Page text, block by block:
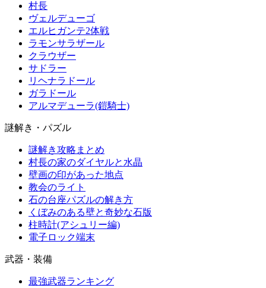
村長
ヴェルデューゴ
エルヒガンテ2体戦
ラモンサラザール
クラウザー
サドラー
リヘナラドール
ガラドール
アルマデューラ(鎧騎士)
謎解き・パズル
謎解き攻略まとめ
村長の家のダイヤルと水晶
壁画の印があった地点
教会のライト
石の台座パズルの解き方
くぼみのある壁と奇妙な石版
柱時計(アシュリー編)
電子ロック端末
武器・装備
最強武器ランキング